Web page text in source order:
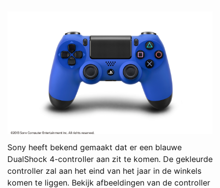
Sony heeft bekend gemaakt dat er een blauwe
DualShock 4-controller aan zit te komen. De gekleurde
controller zal aan het eind van het jaar in de winkels
komen te liggen. Bekijk afbeeldingen van de controller